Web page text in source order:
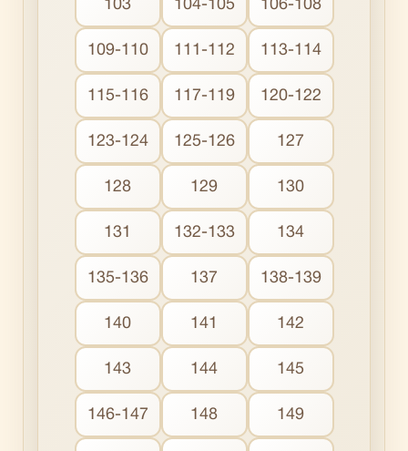
103 104-105 106-108
109-110 111-112 113-114
115-116 117-119 120-122
123-124 125-126 127
128 129 130
131 132-133 134
135-136 137 138-139
140 141 142
143 144 145
146-147 148 149